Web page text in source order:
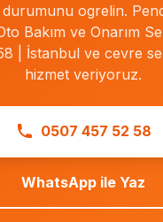
ogrelin.
Bakım ve Onarım
| İstanbul ve cevre
hizmet veriyoruz.
0507 457 52 58
WhatsApp ile Yaz